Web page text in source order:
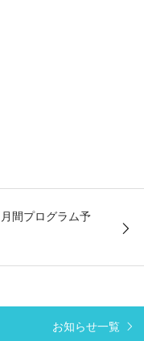
間プログラム予
お知らせ一覧